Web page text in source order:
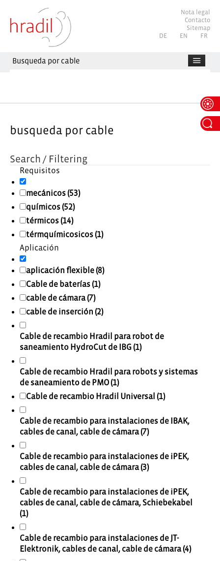
Nota legal
Contacto
Sitemap
Seleccione su idioma
DE EN FR
Busqueda por cable
busqueda por cable
Search / Filtering
Requisitos
mecánicos (53)
químicos (52)
térmicos (14)
térmquímicosicos (1)
Aplicación
aplicación flexible (8)
Cable de baterías (1)
cable de cámara (7)
cable de inserción (2)
Cable de recambio Hradil para robot de
saneamiento HydroCut de IBG (1)
Cable de recambio Hradil para robots y sistemas
de saneamiento de PMO (1)
Cable de recambio Hradil Universal (1)
Cable de recambio para instalaciones de IBAK,
cables de canal, cable de cámara (7)
Cable de recambio para instalaciones de iPEK,
cables de canal, cable de cámara (3)
Cable de recambio para instalaciones de iPEK,
cables de canal, cable de cámara, Schiebekabel
(1)
Cable de recambio para instalaciones de JT-
Elektronik, cables de canal, cable de cámara (4)